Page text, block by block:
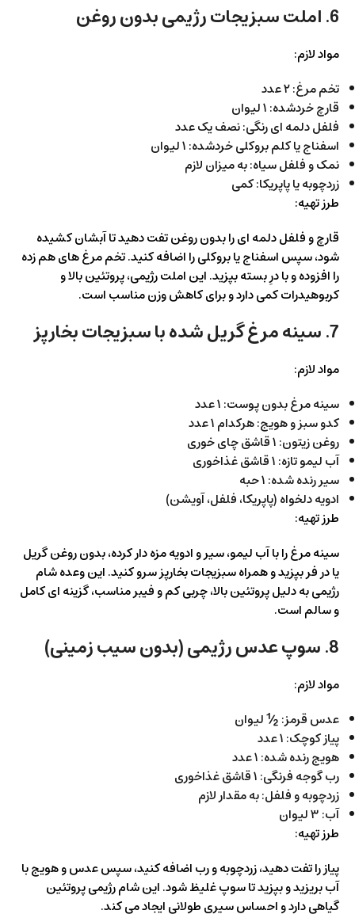
6. املت سبزیجات رژیمی بدون روغن
مواد لازم:
تخم مرغ: ۲ عدد
قارچ خردشده: ۱ لیوان
فلفل دلمه ای رنگی: نصف یک عدد
اسفناج یا کلم بروکلی خردشده: ۱ لیوان
نمک و فلفل سیاه: به میزان لازم
زردچوبه یا پاپریکا: کمی
طرز تهیه:
قارچ و فلفل دلمه ای را بدون روغن تفت دهید تا آبشان کشیده
شود، سپس اسفناج یا بروکلی را اضافه کنید. تخم مرغ های هم زده
را افزوده و با درِ بسته بپزید. این املت رژیمی، پروتئین بالا و
کربوهیدرات کمی دارد و برای کاهش وزن مناسب است.
7. سینه مرغ گریل شده با سبزیجات بخارپز
مواد لازم:
سینه مرغ بدون پوست: ۱ عدد
کدو سبز و هویج: هرکدام ۱ عدد
روغن زیتون: ۱ قاشق چای خوری
آب لیمو تازه: ۱ قاشق غذاخوری
سیر رنده شده: ۱ حبه
ادویه دلخواه (پاپریکا، فلفل، آویشن)
طرز تهیه:
سینه مرغ را با آب لیمو، سیر و ادویه مزه دار کرده، بدون روغن گریل
یا در فر بپزید و همراه سبزیجات بخارپز سرو کنید. این وعده شام
رژیمی به دلیل پروتئین بالا، چربی کم و فیبر مناسب، گزینه ای کامل
و سالم است.
8. سوپ عدس رژیمی (بدون سیب زمینی)
مواد لازم:
عدس قرمز: ½ لیوان
پیاز کوچک: ۱ عدد
هویج رنده شده: ۱ عدد
رب گوجه فرنگی: ۱ قاشق غذاخوری
زردچوبه و فلفل: به مقدار لازم
آب: ۳ لیوان
طرز تهیه:
پیاز را تفت دهید، زردچوبه و رب اضافه کنید، سپس عدس و هویج با
آب بریزید و بپزید تا سوپ غلیظ شود. این شام رژیمی پروتئین
گیاهی دارد و احساس سیری طولانی ایجاد می کند.